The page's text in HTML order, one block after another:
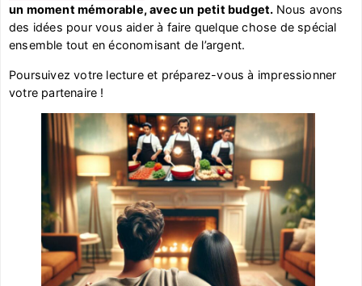
un moment mémorable, avec un petit budget. Nous avons
des idées pour vous aider à faire quelque chose de spécial
ensemble tout en économisant de l’argent.
Poursuivez votre lecture et préparez-vous à impressionner
votre partenaire !